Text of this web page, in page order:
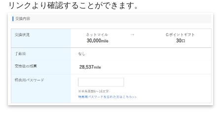
リンクより確認することができます。